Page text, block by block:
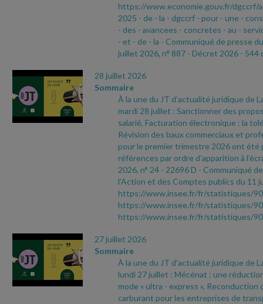
https://www.economie.gouv.fr/dgccrf/
2025 - de - la - dgccrf - pour - une -
- des - avancees - concretes - au -
- et - de - la - Communiqué de presse
juillet 2026, n° 887 - Décret 2026 - 544
28 juillet 2026
Sommaire
À la une du JT d’actualité juridique de
mardi 28 juillet : Sanctionner des
salarié, Facturation électronique : la
Révision des baux commerciaux et
pour le premier trimestre 2026 ont été
références par ordre d’apparition à
2026, n° 24 - 22696 D - Communiqué
l’Action et des Comptes publics du 11
https://www.insee.fr/fr/statistiques/
https://www.insee.fr/fr/statistiques/
https://www.insee.fr/fr/statistiques/
27 juillet 2026
Sommaire
À la une du JT d’actualité juridique de
lundi 27 juillet : Mécénat : une
mode « ultra - express », Reconduction
carburant pour les entreprises de